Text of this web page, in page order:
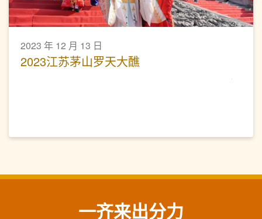
2023 年 12 月 13 日
2023江苏茅山罗天大醮
一齐来出分力